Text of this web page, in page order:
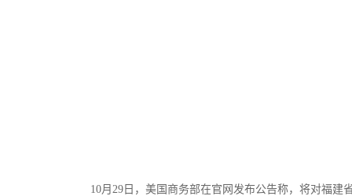
10月29日，美国商务部在官网发布公告称，将对福建